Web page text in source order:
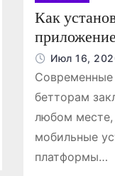
Как
Июл 16,
Современные
бетторам
любом месте,
мобильные
платформы…